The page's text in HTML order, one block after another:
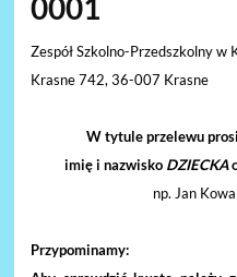
0001
Zespół Szkolno-Przedszkolny w
Krasne 742, 36-007 Krasne
W tytule przelewu
imię i nazwisko DZIECKA
np. Jan
Przypominamy: